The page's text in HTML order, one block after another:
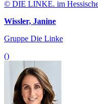
© DIE LINKE. im
Wissler, Janine
Gruppe Die Linke
()